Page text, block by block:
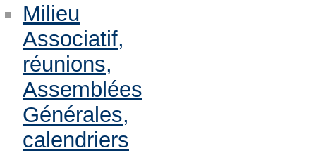
Milieu
Associatif,
réunions,
Assemblées
Générales,
calendriers